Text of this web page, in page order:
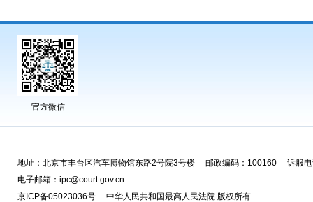
官方微信
地址：北京市丰台区汽车博物馆东路2号院3号楼 邮政编码：100160 诉服
电子邮箱：ipc@court.gov.cn
京ICP备05023036号 中华人民共和国最高人民法院 版权所有